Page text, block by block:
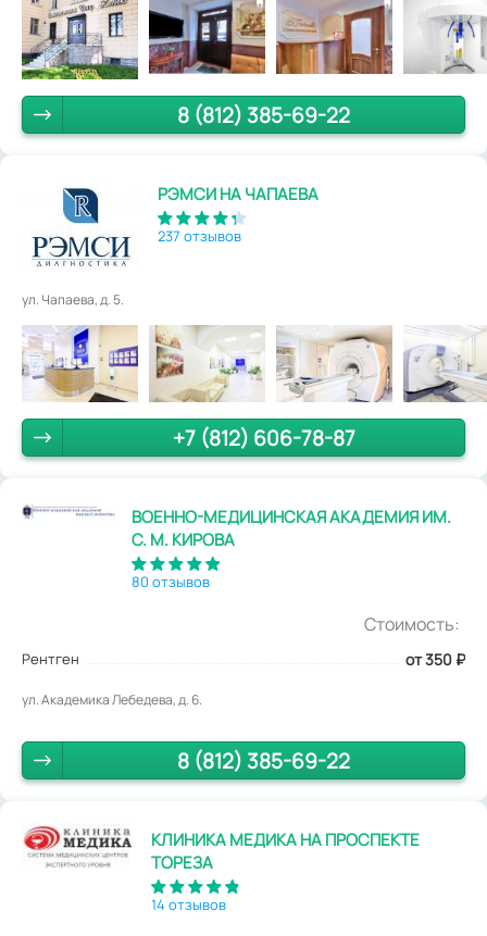
8 (812) 385-69-22
РЭМСИ НА ЧАПАЕВА
237 отзывов
ул. Чапаева, д. 5.
+7 (812) 606-78-87
ВОЕННО-МЕДИЦИНСКАЯ АКАДЕМИЯ ИМ.
С. М. КИРОВА
80 отзывов
Стоимость:
Рентген от 350 ₽
ул. Академика Лебедева, д. 6.
8 (812) 385-69-22
КЛИНИКА МЕДИКА НА ПРОСПЕКТЕ
ТОРЕЗА
14 отзывов